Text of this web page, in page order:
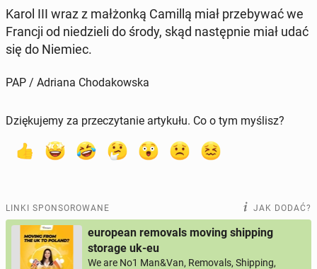
Karol III wraz z mał­żon­ką Camillą miał prze­by­wać we
Francji od nie­dzie­li do środy, skąd na­stęp­nie miał udać
się do Niemiec.
PAP / Adriana Chodakowska
Dziękujemy za przeczytanie artykułu. Co o tym myślisz?
LINKI SPONSOROWANE JAK DODAĆ?
european removals moving shipping
storage uk-eu
We are No1 Man&Van, Removals, Shipping,